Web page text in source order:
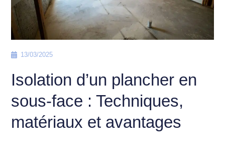
13/03/2025
Isolation d’un plancher en
sous-face : Techniques,
matériaux et avantages